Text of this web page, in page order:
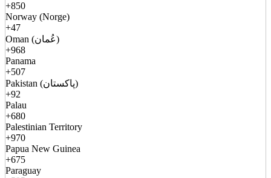
+850
Norway (Norge)
+47
Oman (عُمان)
+968
Panama
+507
Pakistan (پاکستان)
+92
Palau
+680
Palestinian Territory
+970
Papua New Guinea
+675
Paraguay